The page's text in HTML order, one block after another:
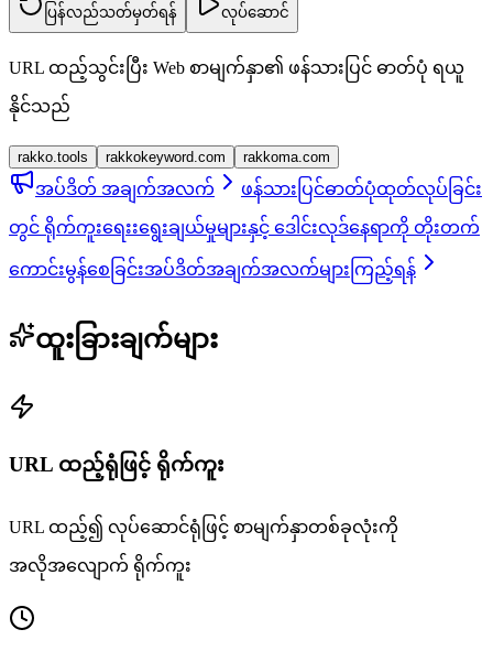
ပြန်လည်သတ်မှတ်ရန် လုပ်ဆောင်
URL ထည့်သွင်းပြီး Web စာမျက်နှာ၏ ဖန်သားပြင် ဓာတ်ပုံ ရယူ
နိုင်သည်
rakko.tools rakkokeyword.com rakkoma.com
အပ်ဒိတ် အချက်အလက် ဖန်သားပြင်ဓာတ်ပုံထုတ်လုပ်ခြင်း
တွင် ရိုက်ကူးရေးးရွေးချယ်မှုများနှင့် ဒေါင်းလုဒ်နေရာကို တိုးတက်
ကောင်းမွန်စေခြင်းအပ်ဒိတ်အချက်အလက်များကြည့်ရန်
ထူးခြားချက်များ
URL ထည့်ရုံဖြင့် ရိုက်ကူး
URL ထည့်၍ လုပ်ဆောင်ရုံဖြင့် စာမျက်နှာတစ်ခုလုံးကို
အလိုအလျောက် ရိုက်ကူး